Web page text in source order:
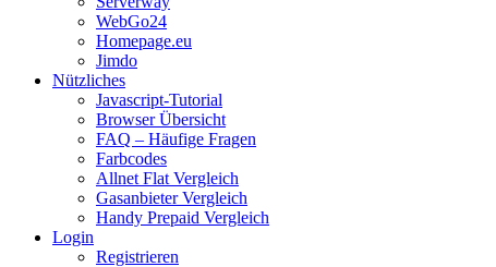
WebGo24
Homepage.eu
Jimdo
Nützliches
Javascript-Tutorial
Browser Übersicht
FAQ – Häufige Fragen
Farbcodes
Allnet Flat Vergleich
Gasanbieter Vergleich
Handy Prepaid Vergleich
Login
Registrieren